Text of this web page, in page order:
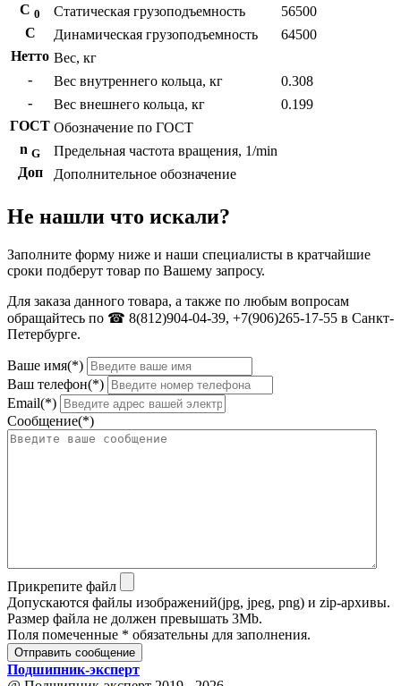
С 0 Статическая грузоподъемность
56500
C
Динамическая грузоподъемность
64500
Нетто Вес, кг
-
Вес внутреннего кольца, кг
0.308
-
Вес внешнего кольца, кг
0.199
ГОСТ Обозначение по ГОСТ
n G
Предельная частота вращения, 1/min
Доп
Дополнительное обозначение
Не нашли что искали?
Заполните форму ниже и наши специалисты в кратчайшие
сроки подберут товар по Вашему запросу.
Для заказа данного товара, а также по любым вопросам
обращайтесь по ☎ 8(812)904-04-39, +7(906)265-17-55 в Санкт-
Петербурге.
Ваше имя(*)
Ваш телефон(*)
Email(*)
Сообщение(*)
Прикрепите файл
Допускаются файлы изображений(jpg, jpeg, png) и zip-архивы.
Размер файла не должен превышать 3Mb.
Поля помеченные * обязательны для заполнения.
Отправить сообщение
Подшипник-эксперт